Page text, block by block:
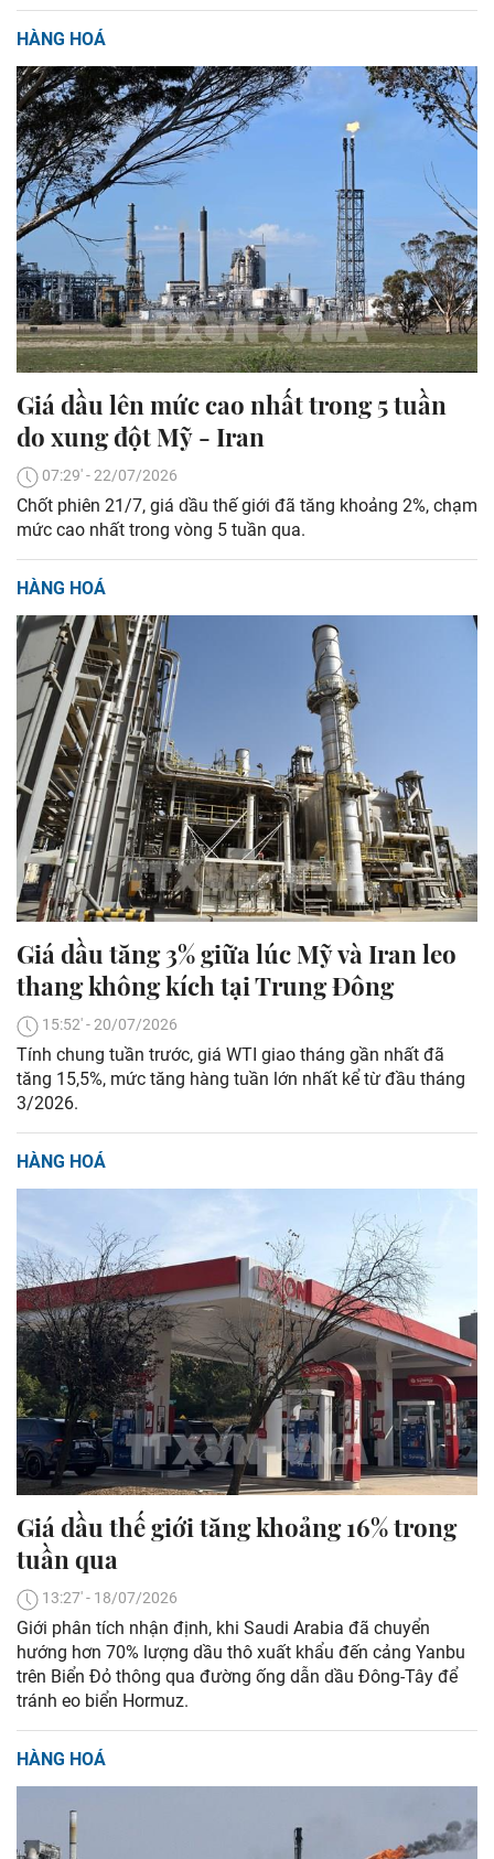
HÀNG HOÁ
Giá dầu lên mức cao nhất trong 5 tuần
do xung đột Mỹ - Iran
07:29' - 22/07/2026
Chốt phiên 21/7, giá dầu thế giới đã tăng khoảng 2%, chạm
mức cao nhất trong vòng 5 tuần qua.
HÀNG HOÁ
Giá dầu tăng 3% giữa lúc Mỹ và Iran leo
thang không kích tại Trung Đông
15:52' - 20/07/2026
Tính chung tuần trước, giá WTI giao tháng gần nhất đã
tăng 15,5%, mức tăng hàng tuần lớn nhất kể từ đầu tháng
3/2026.
HÀNG HOÁ
Giá dầu thế giới tăng khoảng 16% trong
tuần qua
13:27' - 18/07/2026
Giới phân tích nhận định, khi Saudi Arabia đã chuyển
hướng hơn 70% lượng dầu thô xuất khẩu đến cảng Yanbu
trên Biển Đỏ thông qua đường ống dẫn dầu Đông-Tây để
tránh eo biển Hormuz.
HÀNG HOÁ